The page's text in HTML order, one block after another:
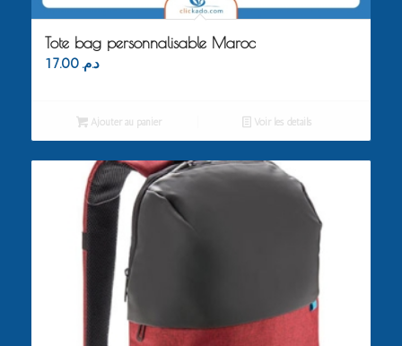
Tote bag personnalisable Maroc
د.م. 17.00
Ajouter au panier Voir les détails